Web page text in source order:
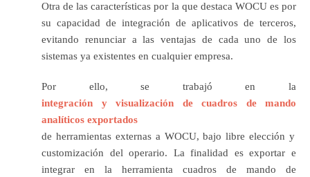
Otra de las características por la que destaca WOCU es por
su capacidad de integración de aplicativos de terceros,
evitando renunciar a las ventajas de cada uno de los
sistemas ya existentes en cualquier empresa.
Por ello, se trabajó en la
integración y visualización de cuadros de mando
analíticos exportados
de herramientas externas a WOCU, bajo libre elección y
customización del operario. La finalidad es exportar e
integrar en la herramienta cuadros de mando de